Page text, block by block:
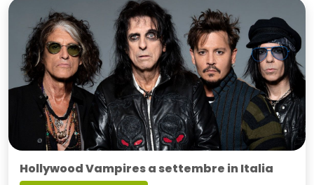
Hollywood Vampires a settembre in Italia